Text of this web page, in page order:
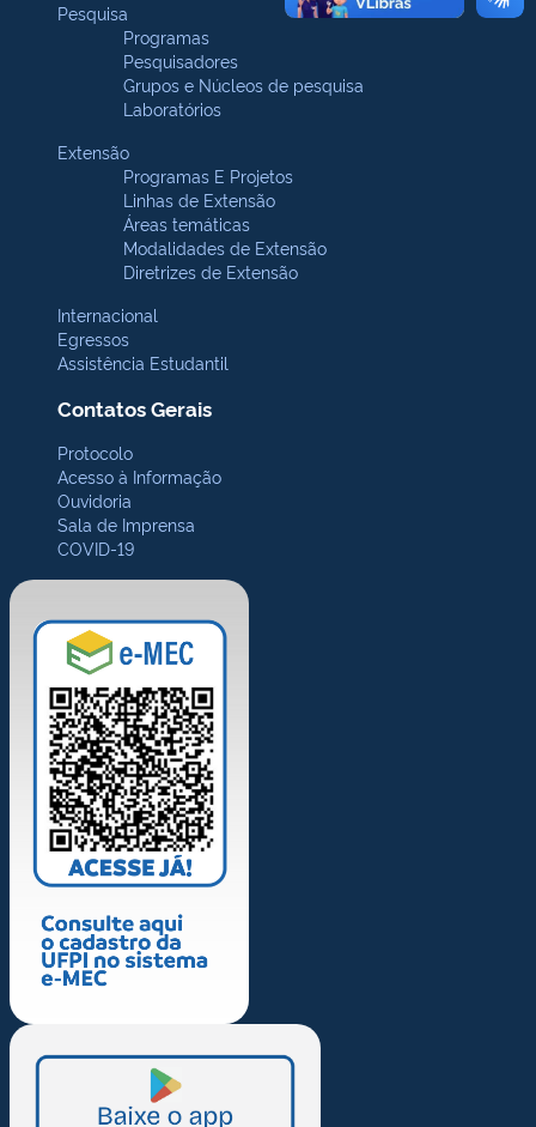
Pesquisa
Programas
Pesquisadores
Grupos e Núcleos de pesquisa
Laboratórios
Extensão
Programas E Projetos
Linhas de Extensão
Áreas temáticas
Modalidades de Extensão
Diretrizes de Extensão
Internacional
Egressos
Assistência Estudantil
Contatos Gerais
Protocolo
Acesso à Informação
Ouvidoria
Sala de Imprensa
COVID-19